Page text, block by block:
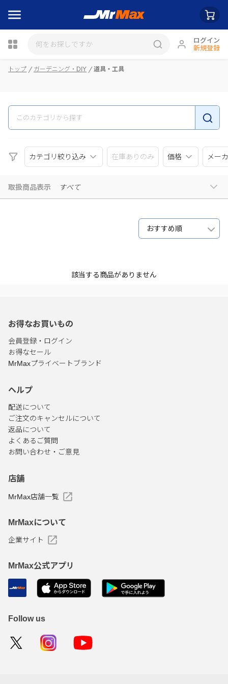
ログイン
新規登録
瓶詰
トップ ガーデニング・DIY 道具・工具
カテゴリ絞り込み 在庫ありのみ 価格 メー
取扱商品表示 すべて
おすすめ順
該当する商品がありません
お得なお買いもの
会員登録・ログイン
お得なセール
MrMaxプライベートブランド
ヘルプ
配送について
ご注文のキャンセルについて
返品について
よくあるご質問
お問い合わせ・ご意見
店舗
MrMax店舗一覧
MrMaxについて
企業サイト
MrMax公式アプリ
Follow us